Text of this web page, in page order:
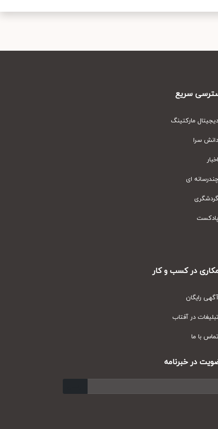
سریع
مارکتینگ
سرا
ای
در کسب و کار
رایگان
در آفتاب
با ما
در خبرنامه